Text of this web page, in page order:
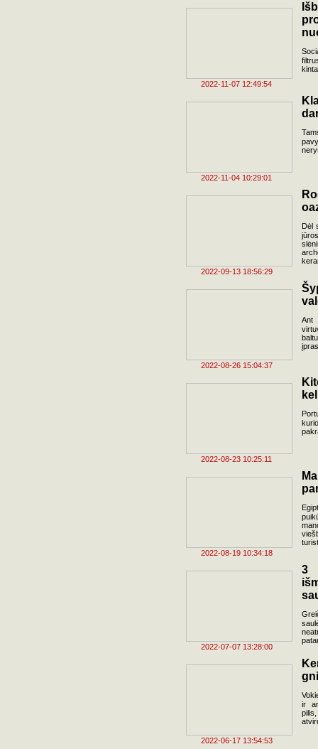
2022-11-07 12:49:54
2022-11-04 10:29:01
2022-09-13 18:56:29
Dėl
2022-08-26 15:04:37
Ant
2022-08-23 10:25:11
2022-08-19 10:34:18
2022-07-07 13:28:00
3
2022-06-17 13:54:53
ir